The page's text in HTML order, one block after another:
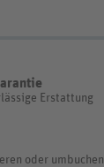
Erstattung
oder umbuchen